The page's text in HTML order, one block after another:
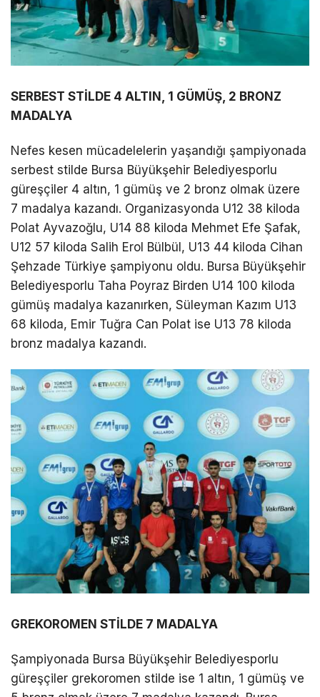
SERBEST STİLDE 4 ALTIN, 1 GÜMÜŞ, 2 BRONZ
MADALYA
Nefes kesen mücadelelerin yaşandığı şampiyonada
serbest stilde Bursa Büyükşehir Belediyesporlu
güreşçiler 4 altın, 1 gümüş ve 2 bronz olmak üzere
7 madalya kazandı. Organizasyonda U12 38 kiloda
Polat Ayvazoğlu, U14 88 kiloda Mehmet Efe Şafak,
U12 57 kiloda Salih Erol Bülbül, U13 44 kiloda Cihan
Şehzade Türkiye şampiyonu oldu. Bursa Büyükşehir
Belediyesporlu Taha Poyraz Birden U14 100 kiloda
gümüş madalya kazanırken, Süleyman Kazım U13
68 kiloda, Emir Tuğra Can Polat ise U13 78 kiloda
bronz madalya kazandı.
GREKOROMEN STİLDE 7 MADALYA
Şampiyonada Bursa Büyükşehir Belediyesporlu
güreşçiler grekoromen stilde ise 1 altın, 1 gümüş ve